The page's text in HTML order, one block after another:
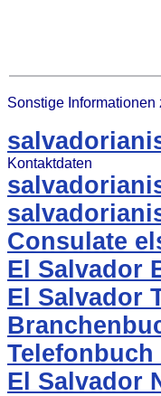
Sonstige
Kontaktdaten
Consulate
El Salvador
El Salvador
El Salvador